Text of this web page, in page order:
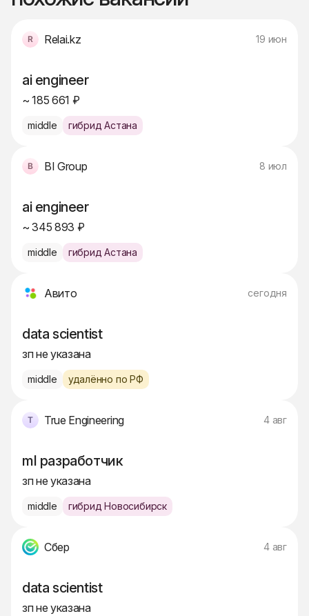
Relai.kz 19 июн
ai engineer
~ 185 661 ₽
middle гибрид Астана
BI Group 8 июл
ai engineer
~ 345 893 ₽
middle гибрид Астана
Авито сегодня
data scientist
зп не указана
middle удалённо по РФ
True Engineering 4 авг
ml разработчик
зп не указана
middle гибрид Новосибирск
Сбер 4 авг
data scientist
зп не указана